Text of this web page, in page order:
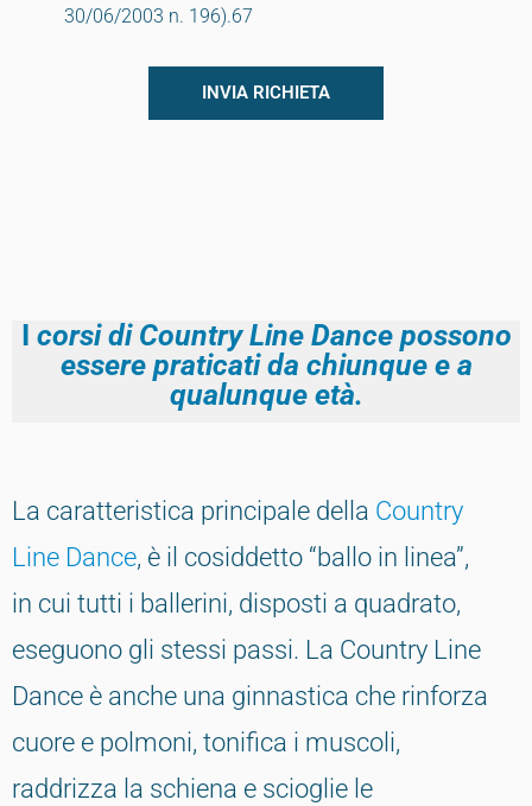
30/06/2003 n. 196).67
INVIA RICHIETA
I corsi di Country Line Dance possono
essere praticati da chiunque e a
qualunque età.
La caratteristica principale della Country
Line Dance, è il cosiddetto “ballo in linea”,
in cui tutti i ballerini, disposti a quadrato,
eseguono gli stessi passi. La Country Line
Dance è anche una ginnastica che rinforza
cuore e polmoni, tonifica i muscoli,
raddrizza la schiena e scioglie le